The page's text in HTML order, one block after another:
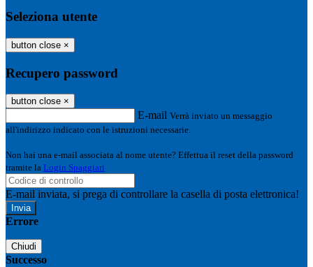
Seleziona utente
button close ×
Recupero password
button close ×
E-mail Verrà inviato un messaggio
all'indirizzo indicato con le istruzioni necessarie.
Non hai una e-mail associata al nome utente? Effettua il reset della password
tramite la Login Spaggiari
E-mail inviata, si prega di controllare la casella di posta elettronica!
Errore
Chiudi
Successo